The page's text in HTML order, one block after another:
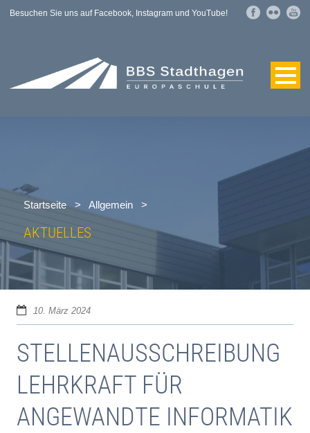
Besuchen Sie uns auf Facebook, Instagram und YouTube!
Startseite > Allgemein >
AKTUELLES
10. März 2024
STELLENAUSSCHREIBUNG
LEHRKRAFT FÜR
ANGEWANDTE INFORMATIK